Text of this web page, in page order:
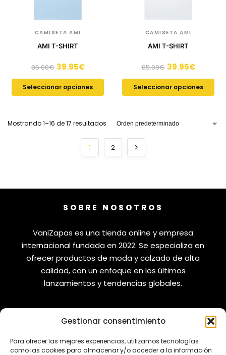
Gestionar consentimiento
Para ofrecer las mejores experiencias, utilizamos tecnologías
como las cookies para almacenar y/o acceder a la información
CAMISETA AMI
AMI T-SHIRT
85.00€ 39.95€
Seleccionar opciones
CAMISETA AMI
AMI T-SHIRT
85.00€ 39.95€
Seleccionar opciones
Mostrando 1–16 de 17 resultados
1 2
SOBRE NOSOTROS
VaniZapas es una tienda online y empresa
internacional fundada en 2022. Se especializa en
ofrecer productos de moda y calzado de alta
calidad, con un enfoque en los últimos
lanzamientos y tendencias globales.